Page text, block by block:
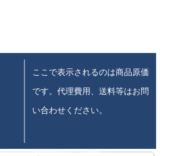
ここで表示されるのは商品原価
です。代理費用、送料等はお問
い合わせください。